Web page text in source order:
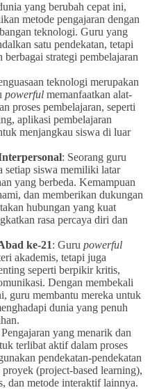
yang berubah cepat ini,
metode pengajaran dengan
teknologi. Guru yang
satu pendekatan, tetapi
strategi pembelajaran
teknologi merupakan
powerful memanfaatkan alat-
proses pembelajaran, seperti
aplikasi pembelajaran
menjangkau siswa di luar
: Seorang guru
setiap siswa memiliki latar
yang berbeda. Kemampuan
dan memberikan dukungan
hubungan yang kuat
rasa percaya diri dan
ke-21: Guru powerful
akademis, tetapi juga
seperti berpikir kritis,
Dengan membekali
guru membantu mereka untuk
dunia yang penuh
Pengajaran yang menarik dan
terlibat aktif dalam proses
pendekatan-pendekatan
(project-based learning),
dan metode interaktif lainnya.